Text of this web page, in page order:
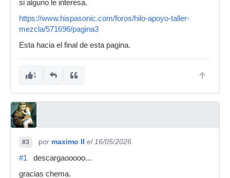
si alguno le interesa.
https://www.hispasonic.com/foros/hilo-apoyo-taller-
mezcla/571696/pagina3
Esta hacia el final de esta pagina.
1
#3 por maximo II el 16/05/2026
#1 descargaooooo...
gracias chema.